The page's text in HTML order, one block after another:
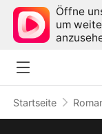
Öffne
um
Startseite